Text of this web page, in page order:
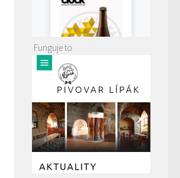
Funguje to